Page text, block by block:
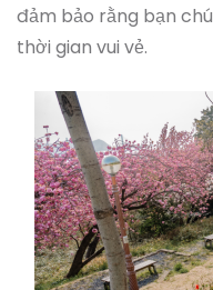
đảm bảo rằng bạn
thời gian vui vẻ.